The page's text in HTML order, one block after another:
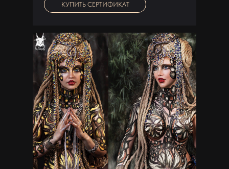
КУПИТЬ СЕРТИФИКАТ